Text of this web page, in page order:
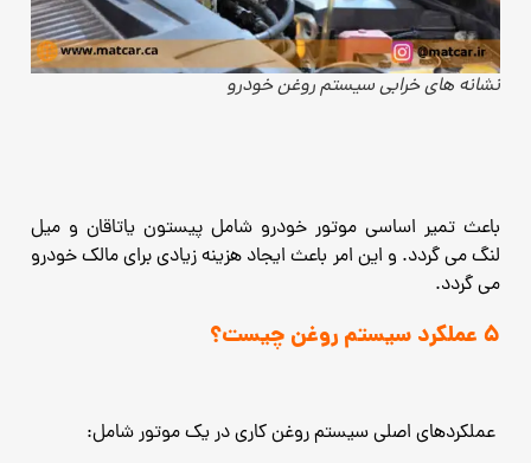
نشانه های خرابی سیستم روغن خودرو
باعث تمیر اساسی موتور خودرو شامل پیستون یاتاقان و میل
لنگ می گردد. و این امر باعث ایجاد هزینه زیادی برای مالک خودرو
می گردد.
5 عملکرد سیستم روغن چیست؟
عملکردهای اصلی سیستم روغن کاری در یک موتور شامل: